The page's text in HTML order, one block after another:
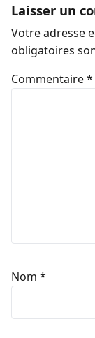
Laisser un
Votre adresse
obligatoires
Commentaire*
Nom *